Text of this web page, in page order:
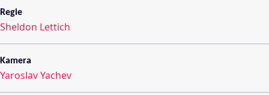
Regie
Sheldon Lettich
Kamera
Yaroslav Yachev